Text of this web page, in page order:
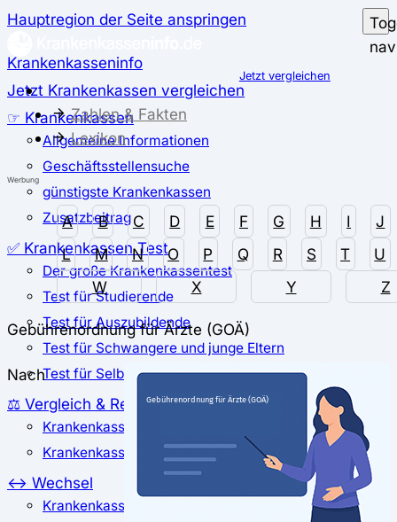
Hauptregion der Seite anspringen
Krankenkasseninfo
Jetzt Krankenkassen vergleichen
☞ Krankenkassen
Allgemeine Informationen
Geschäftsstellensuche
günstigste Krankenkassen
Zusatzbeitrag
✅ Krankenkassen Test
Der große Krankenkassentest
Test für Studierende
Test für Auszubildende
Test für Schwangere und junge Eltern
Test für Selbstständige
⚖️ Vergleich & Rechner
Krankenkassenvergleich
Krankenkassenrechner
↔ Wechsel
Krankenkassenwechsel
Jetzt vergleichen
Zahlen & Fakten
Lexikon
Werbung
A B C D E F G H I
J
L
M N O P Q R S T
U
W
X Y Z
Gebührenordnung für Ärzte (GOÄ)
Nach